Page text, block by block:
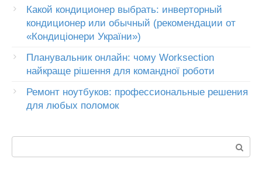
Какой кондиционер выбрать: инверторный
кондиционер или обычный (рекомендации от
«Кондиціонери України»)
Планувальник онлайн: чому Worksection
найкраще рішення для командної роботи
Ремонт ноутбуков: профессиональные решения
для любых поломок